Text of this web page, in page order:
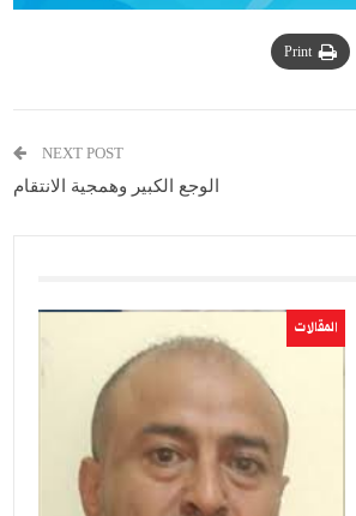
Print
NEXT POST
الوجع الكبير وهمجية الانتقام
المقالات